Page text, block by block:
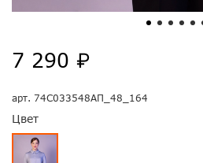
арт. 74С033548АП_48_164
Цвет
7 290 ₽